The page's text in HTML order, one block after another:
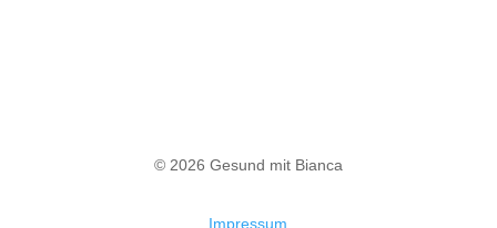
© 2026 Gesund mit Bianca
Impressum